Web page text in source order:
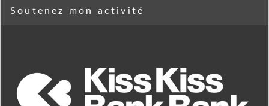
Soutenez mon activité